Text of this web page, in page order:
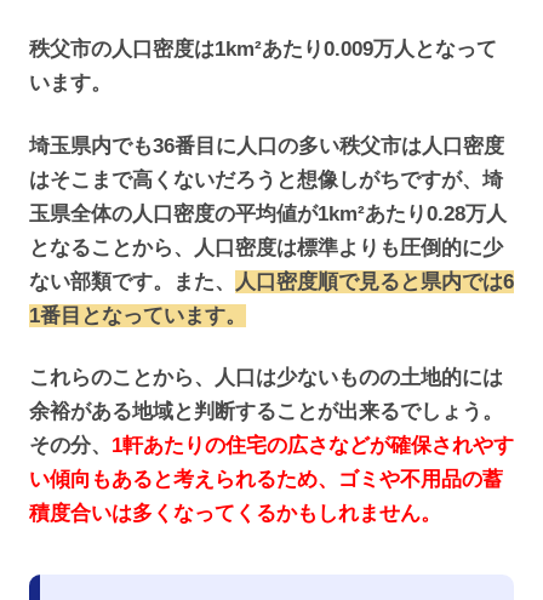
秩父市の人口密度は1km²あたり0.009万人となって
います。
埼玉県内でも36番目に人口の多い秩父市は人口密度
はそこまで高くないだろうと想像しがちですが、埼
玉県全体の人口密度の平均値が1km²あたり0.28万人
となることから、人口密度は標準よりも圧倒的に少
ない部類です。また、
人口密度順で見ると県内では6
1番目となっています。
これらのことから、人口は少ないものの土地的には
余裕がある地域と判断することが出来るでしょう。
その分、 1軒あたりの住宅の広さなどが確保されやす
い傾向もあると考えられるため、ゴミや不用品の蓄
積度合いは多くなってくるかもしれません。